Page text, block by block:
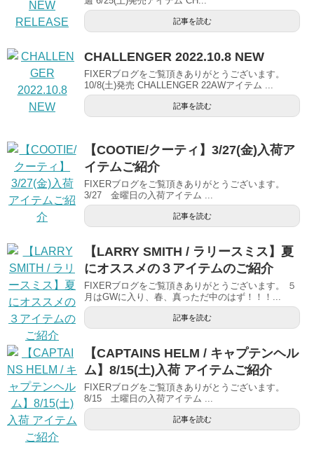
記事を読む
CHALLENGER 2022.10.8 NEW
FIXERブログをご覧頂きありがとうございます。
10/8(土)発売 CHALLENGER 22AWアイテム ...
記事を読む
【COOTIE/クーティ】3/27(金)入荷ア
イテムご紹介
FIXERブログをご覧頂きありがとうございます。
3/27 金曜日の入荷アイテム ...
記事を読む
【LARRY SMITH / ラリースミス】夏
にオススメの３アイテムのご紹介
FIXERブログをご覧頂きありがとうございます。 ５
月はGWに入り、春、真っただ中のはず！！！...
記事を読む
【CAPTAINS HELM / キャプテンヘル
ム】8/15(土)入荷 アイテムご紹介
FIXERブログをご覧頂きありがとうございます。
8/15 土曜日の入荷アイテム ...
記事を読む